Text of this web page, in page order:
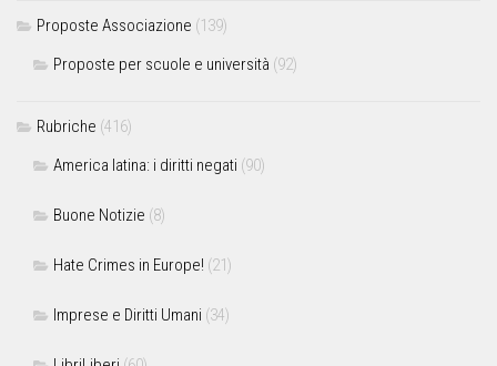
Proposte Associazione (139)
Proposte per scuole e università (92)
Rubriche (416)
America latina: i diritti negati (90)
Buone Notizie (8)
Hate Crimes in Europe! (21)
Imprese e Diritti Umani (34)